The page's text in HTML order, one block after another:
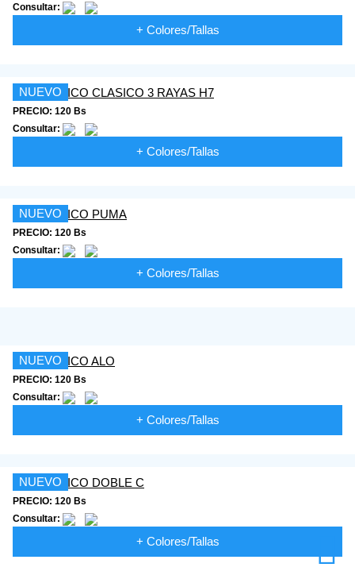
Consultar:
+ Colores/Tallas
NUEVO
PRECIO: 120 Bs
Consultar:
+ Colores/Tallas
NUEVO
PRECIO: 120 Bs
Consultar:
+ Colores/Tallas
NUEVO
PRECIO: 120 Bs
Consultar:
+ Colores/Tallas
NUEVO
PRECIO: 120 Bs
Consultar:
+ Colores/Tallas